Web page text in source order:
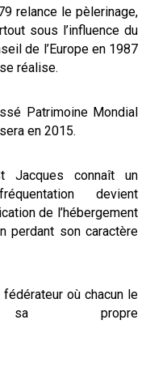
relance le pèlerinage,
sous l’influence du
de l’Europe en 1987
réalise.
Patrimoine Mondial
en 2015.
Jacques connaît un
devient
de l’hébergement
perdant son caractère
où chacun le
propre